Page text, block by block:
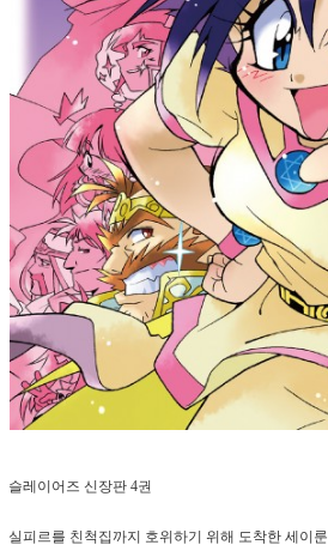
슬레이어즈 신장판 4권
실피르를 친척집까지 호위하기 위해 도착한 세이룬